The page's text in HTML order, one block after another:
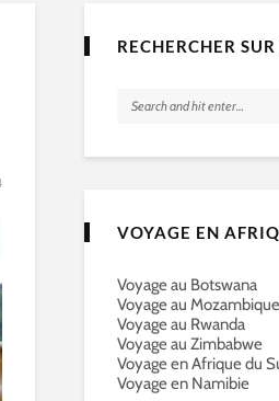
RECHERCHER
VOYAGE EN
Voyage au Botswana
Voyage au Mozambique
Voyage au Rwanda
Voyage au Zimbabwe
Voyage en Afrique du
Voyage en Namibie